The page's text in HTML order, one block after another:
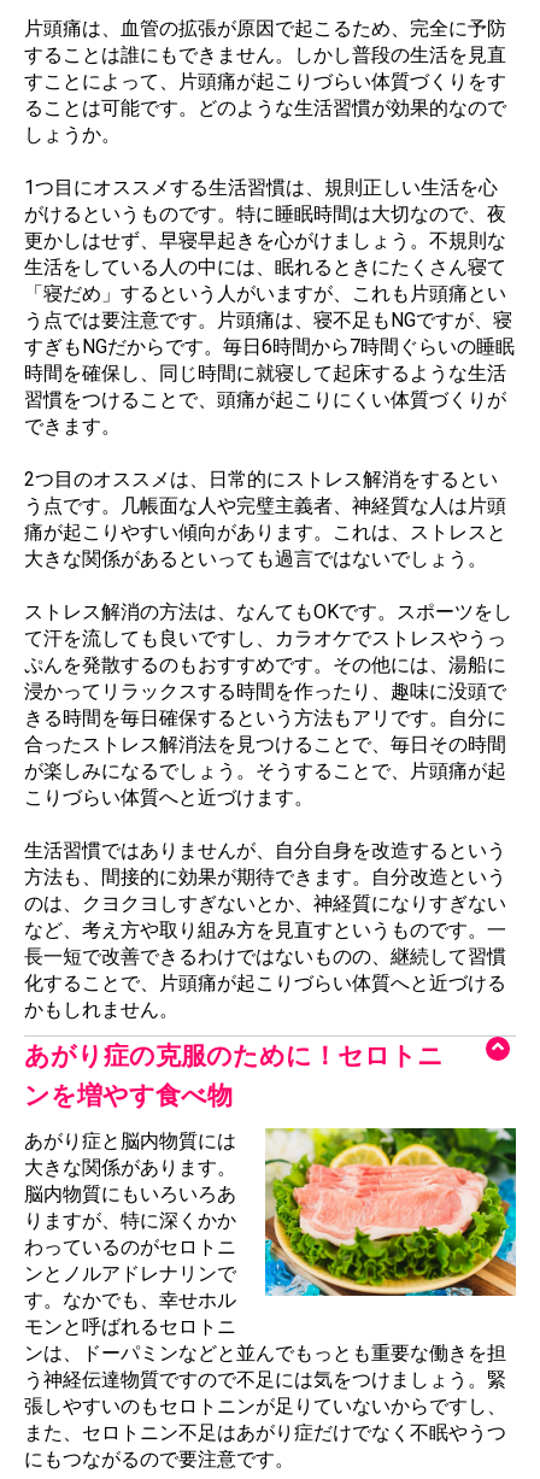
片頭痛は、血管の拡張が原因で起こるため、完全に予防
することは誰にもできません。しかし普段の生活を見直
すことによって、片頭痛が起こりづらい体質づくりをす
ることは可能です。どのような生活習慣が効果的なので
しょうか。
1つ目にオススメする生活習慣は、規則正しい生活を心
がけるというものです。特に睡眠時間は大切なので、夜
更かしはせず、早寝早起きを心がけましょう。不規則な
生活をしている人の中には、眠れるときにたくさん寝て
「寝だめ」するという人がいますが、これも片頭痛とい
う点では要注意です。片頭痛は、寝不足もNGですが、寝
すぎもNGだからです。毎日6時間から7時間ぐらいの睡眠
時間を確保し、同じ時間に就寝して起床するような生活
習慣をつけることで、頭痛が起こりにくい体質づくりが
できます。
2つ目のオススメは、日常的にストレス解消をするとい
う点です。几帳面な人や完璧主義者、神経質な人は片頭
痛が起こりやすい傾向があります。これは、ストレスと
大きな関係があるといっても過言ではないでしょう。
ストレス解消の方法は、なんてもOKです。スポーツをし
て汗を流しても良いですし、カラオケでストレスやうっ
ぷんを発散するのもおすすめです。その他には、湯船に
浸かってリラックスする時間を作ったり、趣味に没頭で
きる時間を毎日確保するという方法もアリです。自分に
合ったストレス解消法を見つけることで、毎日その時間
が楽しみになるでしょう。そうすることで、片頭痛が起
こりづらい体質へと近づけます。
生活習慣ではありませんが、自分自身を改造するという
方法も、間接的に効果が期待できます。自分改造という
のは、クヨクヨしすぎないとか、神経質になりすぎない
など、考え方や取り組み方を見直すというものです。一
長一短で改善できるわけではないものの、継続して習慣
化することで、片頭痛が起こりづらい体質へと近づける
かもしれません。
あがり症の克服のために！セロトニ
ンを増やす食べ物
あがり症と脳内物質には
大きな関係があります。
脳内物質にもいろいろあ
りますが、特に深くかか
わっているのがセロトニ
ンとノルアドレナリンで
す。なかでも、幸せホル
モンと呼ばれるセロトニ
ンは、ドーパミンなどと並んでもっとも重要な働きを担
う神経伝達物質ですので不足には気をつけましょう。緊
張しやすいのもセロトニンが足りていないからですし、
また、セロトニン不足はあがり症だけでなく不眠やうつ
にもつながるので要注意です。